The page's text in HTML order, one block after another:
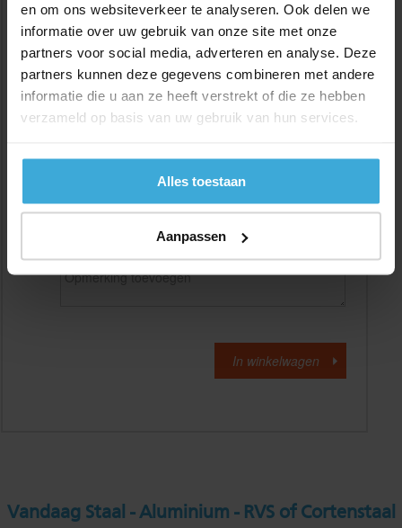
en om ons websiteverkeer te analyseren. Ook delen we
informatie over uw gebruik van onze site met onze
partners voor social media, adverteren en analyse. Deze
partners kunnen deze gegevens combineren met andere
informatie die u aan ze heeft verstrekt of die ze hebben
verzameld op basis van uw gebruik van hun services.
Alles toestaan
Aanpassen
Gewenste
lengtemaat in
(max. 2000 mm)
+/- 2 mm lengtetolerantie
Materiaalkosten
Alle bedragen zijn excl. 21% BTW
Vandaag Staal - Aluminium - RVS of Cortenstaal